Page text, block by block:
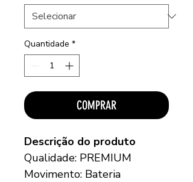
Quantidade *
COMPRAR
Descrição do produto
Qualidade: PREMIUM
Movimento: Bateria